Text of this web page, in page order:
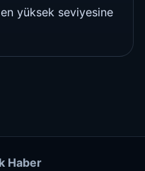
yüksek seviyesine
Haber